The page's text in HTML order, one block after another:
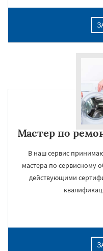
Мастер по
В наш сервис
мастера по сервисному
действующими